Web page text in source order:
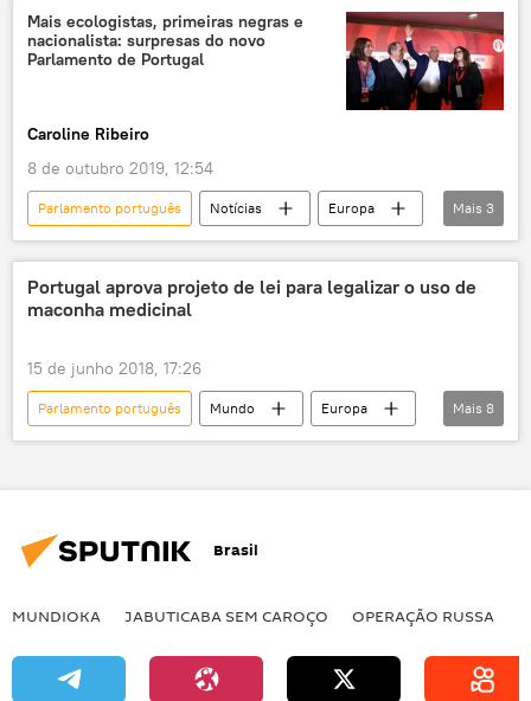
Mais ecologistas, primeiras negras e
nacionalista: surpresas do novo
Parlamento de Portugal
Caroline Ribeiro
8 de outubro 2019, 12:54
Parlamento português Notícias
Europa
Mundo
Portugal
eleições parlamentares
Mais 3
Portugal aprova projeto de lei para legalizar o uso de
maconha medicinal
15 de junho 2018, 17:26
Parlamento português Mundo
Europa
Notícias
Portugal
drogas
saúde
Mais 8
Brasil
MUNDIOKA JABUTICABA SEM CAROÇO OPERAÇÃO RUSSA